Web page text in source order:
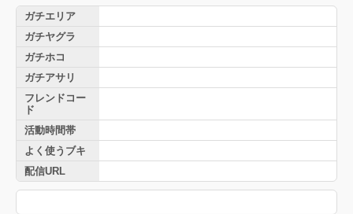
ガチエリア
ガチヤグラ
ガチホコ
ガチアサリ
フレンドコー
ド
活動時間帯
よく使うブキ
配信URL